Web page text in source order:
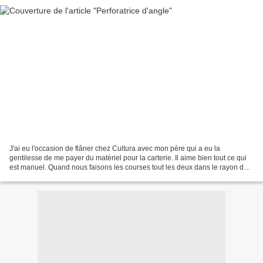
J'ai eu l'occasion de flâner chez Cultura avec mon père qui a eu la
gentilesse de me payer du matériel pour la carterie. Il aime bien tout ce qui
est manuel. Quand nous faisons les courses tout les deux dans le rayon des